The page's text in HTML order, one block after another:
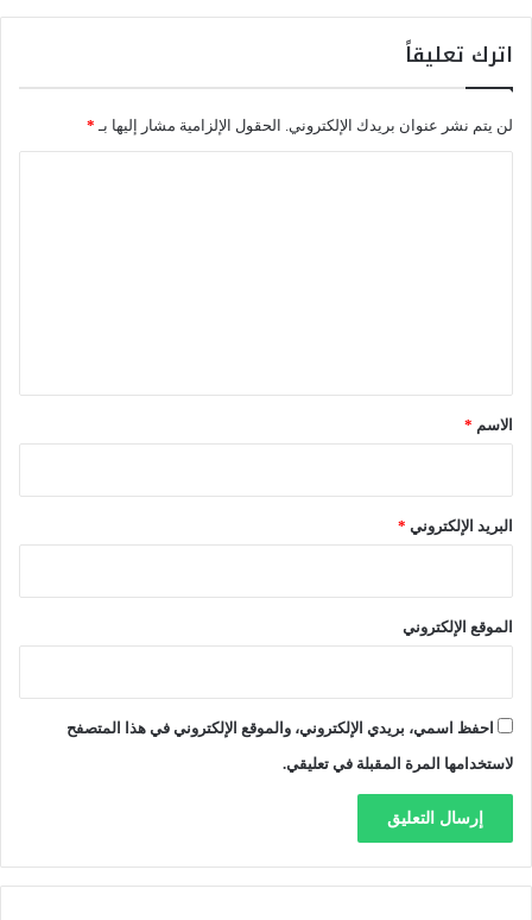
ل
ا
ة
ق
ا
ظ
ة
ج
اترك تعليقاً
لن يتم نشر عنوان بريدك الإلكتروني. الحقول الإلزامية مشار إليها بـ *
*
الاسم *
البريد الإلكتروني *
الموقع الإلكتروني
احفظ اسمي، بريدي الإلكتروني، والموقع الإلكتروني في هذا المتصفح
لاستخدامها المرة المقبلة في تعليقي.